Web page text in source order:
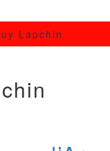
Lapchin